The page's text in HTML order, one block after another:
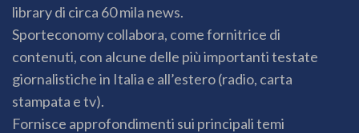
library di circa 60 mila news.
Sporteconomy collabora, come fornitrice di
contenuti, con alcune delle più importanti testate
giornalistiche in Italia e all’estero (radio, carta
stampata e tv).
Fornisce approfondimenti sui principali temi